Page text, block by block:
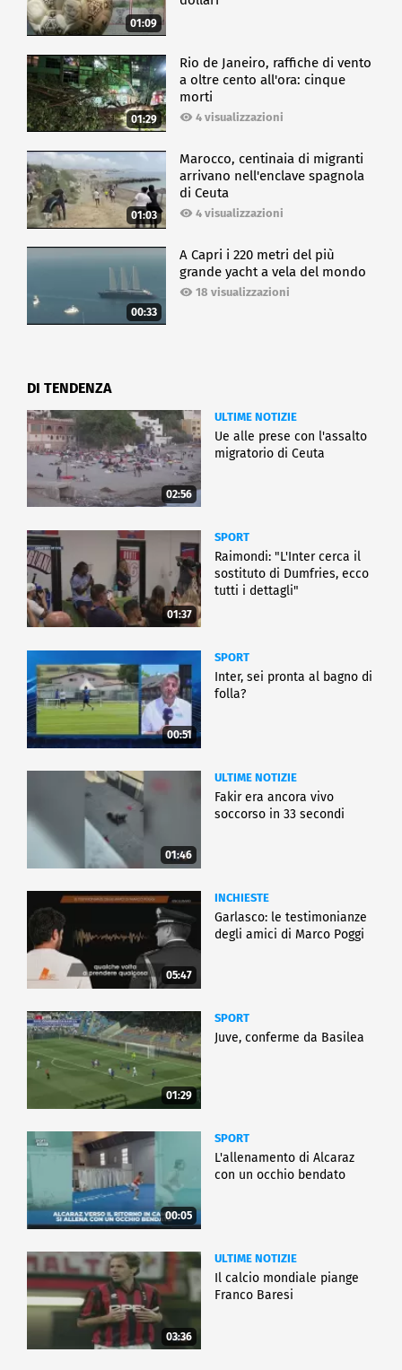
01:09
01:29
Rio de Janeiro, raffiche di vento
a oltre cento all'ora: cinque
morti
4 visualizzazioni
01:03
Marocco, centinaia di migranti
arrivano nell'enclave spagnola
di Ceuta
4 visualizzazioni
00:33
A Capri i 220 metri del più
grande yacht a vela del mondo
18 visualizzazioni
DI TENDENZA
02:56
ULTIME NOTIZIE
Ue alle prese con l'assalto
migratorio di Ceuta
01:37
SPORT
Raimondi: "L'Inter cerca il
sostituto di Dumfries, ecco
tutti i dettagli"
00:51
SPORT
Inter, sei pronta al bagno di
folla?
01:46
ULTIME NOTIZIE
Fakir era ancora vivo
soccorso in 33 secondi
05:47
INCHIESTE
Garlasco: le testimonianze
degli amici di Marco Poggi
01:29
SPORT
Juve, conferme da Basilea
00:05
SPORT
L'allenamento di Alcaraz
con un occhio bendato
03:36
ULTIME NOTIZIE
Il calcio mondiale piange
Franco Baresi